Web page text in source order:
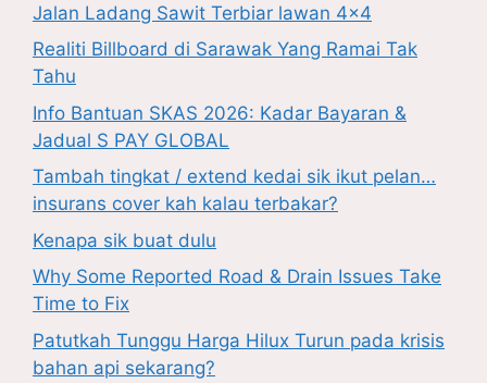
Jalan Ladang Sawit Terbiar lawan 4×4
Realiti Billboard di Sarawak Yang Ramai Tak
Tahu
Info Bantuan SKAS 2026: Kadar Bayaran &
Jadual S PAY GLOBAL
Tambah tingkat / extend kedai sik ikut pelan…
insurans cover kah kalau terbakar?
Kenapa sik buat dulu
Why Some Reported Road & Drain Issues Take
Time to Fix
Patutkah Tunggu Harga Hilux Turun pada krisis
bahan api sekarang?